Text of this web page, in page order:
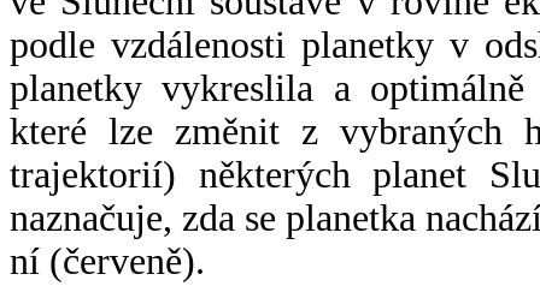
podle vzdálenosti planetky v
planetky vykreslila a
které lze změnit z vybraných
trajektorií) některých planet
naznačuje, zda se planetka
ní (červeně).